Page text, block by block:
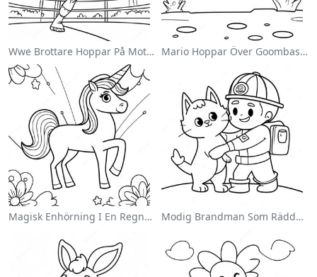
Wwe Brottare Hoppar På Motståndare Målarbild Mario Hoppar Över Goombas Målarbild
Magisk Enhörning I En Regnbåge Målarbild Modig Brandman Som Räddar En Katt Målarbild